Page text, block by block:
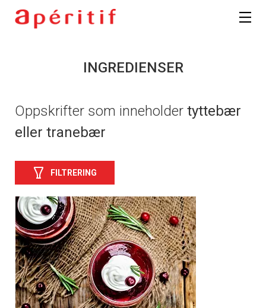
INGREDIENSER
Oppskrifter som inneholder tyttebær
eller tranebær
FILTRERING